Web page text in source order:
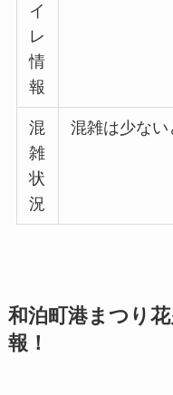
イ
レ
情
報
混
雑
状
況
混雑は少な
和泊町港まつり
報！